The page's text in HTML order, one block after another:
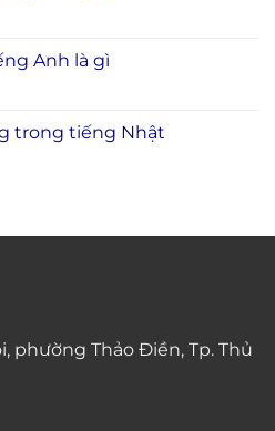
Anh là gì
trong tiếng Nhật
phường Thảo Điền, Tp. Thủ